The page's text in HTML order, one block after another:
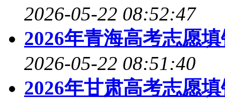
2026-05-22 08:52:47
2026年青海高考志愿
2026-05-22 08:51:40
2026年甘肃高考志愿